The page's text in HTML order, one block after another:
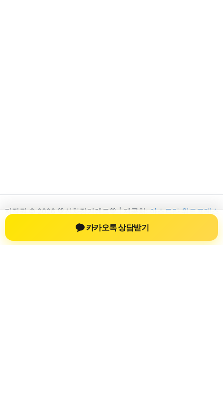
저작권 © 2026 💚신차장기렌트💚 | 제공처:
아스트라 워드프레스
테마
카카오톡 상담받기